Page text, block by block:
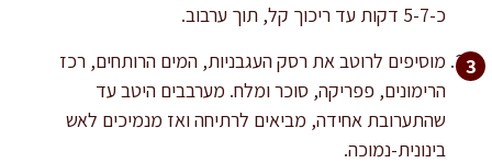
כ-5-7 דקות עד ריכוך קל, תוך ערבוב.
מוסיפים לרוטב את רסק העגבניות, המים הרותחים, רכז
הרימונים, פפריקה, סוכר ומלח. מערבבים היטב עד
שהתערובת אחידה, מביאים לרתיחה ואז מנמיכים לאש
בינונית-נמוכה.